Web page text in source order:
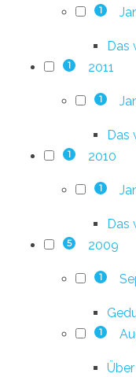
1
Das
1 2011
1
Das
1 2010
1
Das
5 2009
1
1